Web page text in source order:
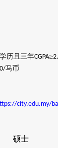
历且三年CGPA≥
马币
city.edu.my/
硕士